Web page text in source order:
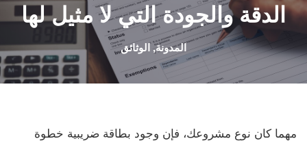
الدقة والجودة التي لا مثيل لها
المدونة, الوثائق
مهما كان نوع مشروعك، فإن وجود بطاقة ضريبية خطوة